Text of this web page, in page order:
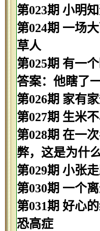
第023期 小明
第024期 一场
草人
第025期 有一
答案：他瞎了
第026期 家有
第027期 生米
第028期 在一
弊，这是为什
第029期 小张
第030期 一个
第031期 好心
恐高症